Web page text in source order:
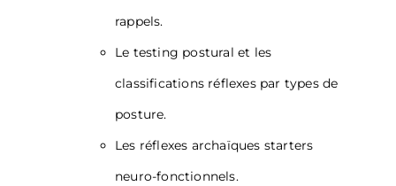
rappels.
Le testing postural et les
classifications réflexes par types de
posture.
Les réflexes archaïques starters
neuro-fonctionnels.